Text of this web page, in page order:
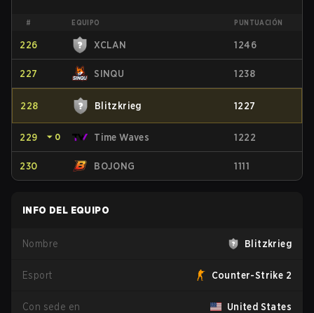
# EQUIPO PUNTUACIÓN
226 XCLAN 1246
227 SINQU 1238
228 Blitzkrieg 1227
229 ⏷ 0 Time Waves 1222
230 BOJONG 1111
INFO DEL EQUIPO
Nombre Blitzkrieg
Esport Counter-Strike 2
Con sede en United States